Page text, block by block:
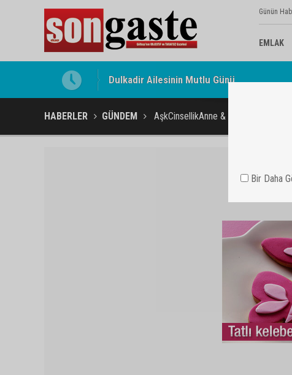
Günün
EMLAK
Gölbaşı Esnafının Sesi Ankara Kalkınma
HABERLER GÜNDEM AşkCinsellikAnne &
Bir Daha